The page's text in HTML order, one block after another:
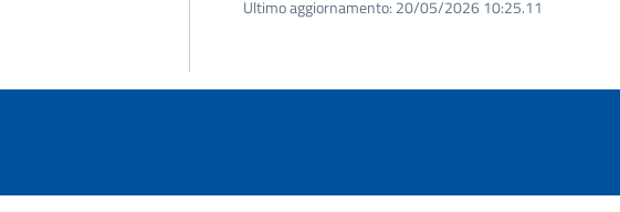
Ultimo aggiornamento: 20/05/2026 10:25.11